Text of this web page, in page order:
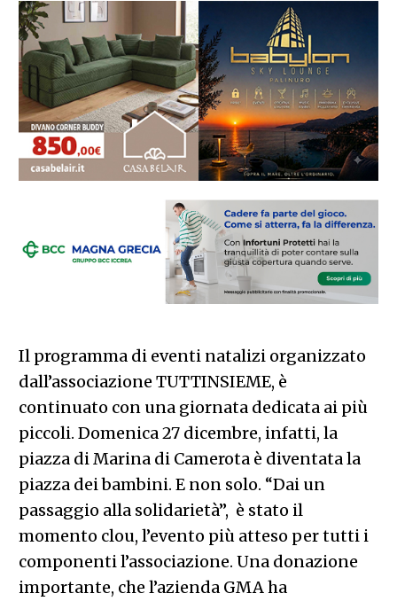
Il programma di eventi natalizi organizzato
dall’associazione TUTTINSIEME, è
continuato con una giornata dedicata ai più
piccoli. Domenica 27 dicembre, infatti, la
piazza di Marina di Camerota è diventata la
piazza dei bambini. E non solo. “Dai un
passaggio alla solidarietà”, è stato il
momento clou, l’evento più atteso per tutti i
componenti l’associazione. Una donazione
importante, che l’azienda GMA ha